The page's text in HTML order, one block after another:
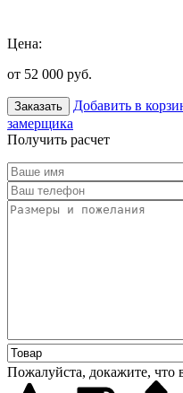
Цена:
от 52 000 руб.
Заказать Добавить в
замерщика
Получить расчет
Пожалуйста, докажите, что